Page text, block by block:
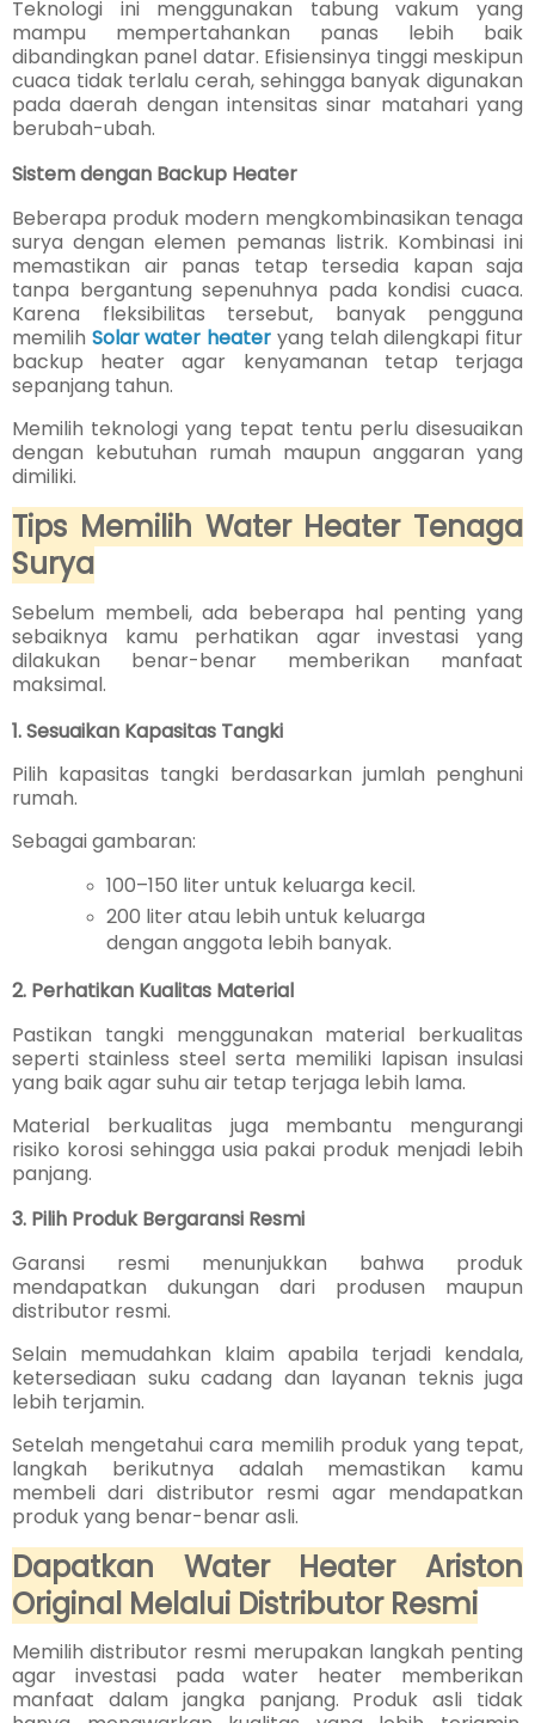
Teknologi ini menggunakan tabung vakum yang
mampu mempertahankan panas lebih baik
dibandingkan panel datar. Efisiensinya tinggi meskipun
cuaca tidak terlalu cerah, sehingga banyak digunakan
pada daerah dengan intensitas sinar matahari yang
berubah-ubah.
Sistem dengan Backup Heater
Beberapa produk modern mengkombinasikan tenaga
surya dengan elemen pemanas listrik. Kombinasi ini
memastikan air panas tetap tersedia kapan saja
tanpa bergantung sepenuhnya pada kondisi cuaca.
Karena fleksibilitas tersebut, banyak pengguna
memilih Solar water heater yang telah dilengkapi fitur
backup heater agar kenyamanan tetap terjaga
sepanjang tahun.
Memilih teknologi yang tepat tentu perlu disesuaikan
dengan kebutuhan rumah maupun anggaran yang
dimiliki.
Tips Memilih Water Heater Tenaga
Surya
Sebelum membeli, ada beberapa hal penting yang
sebaiknya kamu perhatikan agar investasi yang
dilakukan benar-benar memberikan manfaat
maksimal.
1. Sesuaikan Kapasitas Tangki
Pilih kapasitas tangki berdasarkan jumlah penghuni
rumah.
Sebagai gambaran:
100–150 liter untuk keluarga kecil.
200 liter atau lebih untuk keluarga
dengan anggota lebih banyak.
2. Perhatikan Kualitas Material
Pastikan tangki menggunakan material berkualitas
seperti stainless steel serta memiliki lapisan insulasi
yang baik agar suhu air tetap terjaga lebih lama.
Material berkualitas juga membantu mengurangi
risiko korosi sehingga usia pakai produk menjadi lebih
panjang.
3. Pilih Produk Bergaransi Resmi
Garansi resmi menunjukkan bahwa produk
mendapatkan dukungan dari produsen maupun
distributor resmi.
Selain memudahkan klaim apabila terjadi kendala,
ketersediaan suku cadang dan layanan teknis juga
lebih terjamin.
Setelah mengetahui cara memilih produk yang tepat,
langkah berikutnya adalah memastikan kamu
membeli dari distributor resmi agar mendapatkan
produk yang benar-benar asli.
Dapatkan Water Heater Ariston
Original Melalui Distributor Resmi
Memilih distributor resmi merupakan langkah penting
agar investasi pada water heater memberikan
manfaat dalam jangka panjang. Produk asli tidak